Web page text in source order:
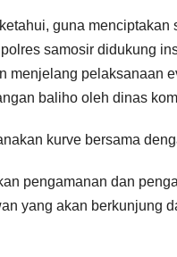
guna
samosir didukung
menjelang pelaksanaan
baliho oleh dinas
kurve bersama
pengamanan dan
yang akan berkunjung